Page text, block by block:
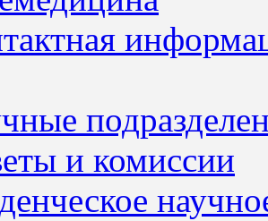
и комиссии